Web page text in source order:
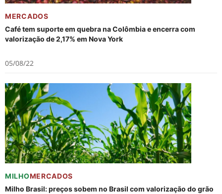
MERCADOS
Café tem suporte em quebra na Colômbia e encerra com
valorização de 2,17% em Nova York
05/08/22
MILHOMERCADOS
Milho Brasil: preços sobem no Brasil com valorização do grão